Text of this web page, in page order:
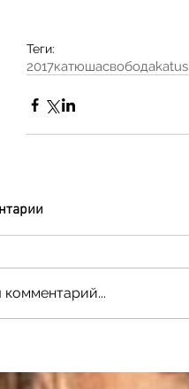
Теги:
2017катюшасвобода